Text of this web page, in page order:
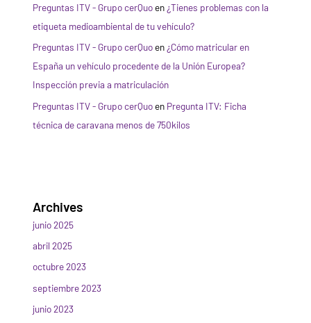
Preguntas ITV - Grupo cerQuoen ¿Tienes problemas con la
etiqueta medioambiental de tu vehículo?
Preguntas ITV - Grupo cerQuoen ¿Cómo matricular en
España un vehículo procedente de la Unión Europea?
Inspección previa a matriculación
Preguntas ITV - Grupo cerQuoen Pregunta ITV: Ficha
técnica de caravana menos de 750kilos
Archives
junio 2025
abril 2025
octubre 2023
septiembre 2023
junio 2023